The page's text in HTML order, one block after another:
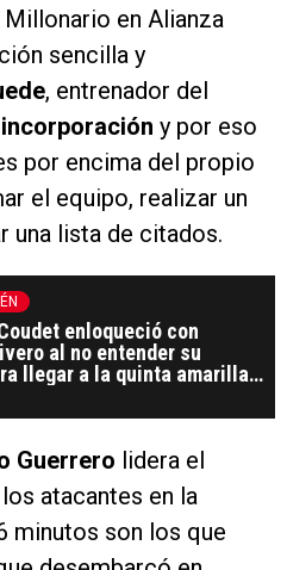
en Alianza
sencilla y
, entrenador del
y por eso
por encima del propio
el equipo, realizar un
una lista de citados.
enloqueció con
al no entender su
llegar a la quinta amarilla y
Guerrero lidera el
atacantes en la
minutos son los que